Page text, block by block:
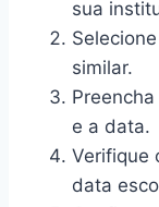
sua
similar.
e a data.
Verifique
data